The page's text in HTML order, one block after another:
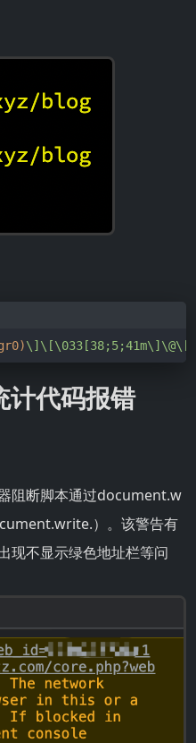
\]\[\033[38;5;41m\]\@\[
计代码报错
阻断脚本通过document.w
）。该警告有
现不显示绿色地址栏等问